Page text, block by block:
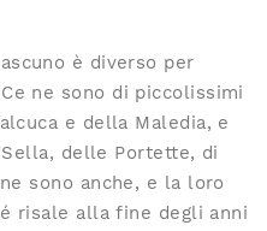
è diverso per
ne sono di piccolissimi
e della Maledia, e
delle Portette, di
sono anche, e la loro
risale alla fine degli anni